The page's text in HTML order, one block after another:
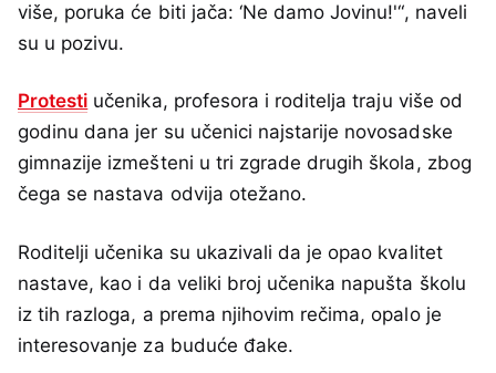
više, poruka će biti jača: ‘Ne damo Jovinu!'“, naveli
su u pozivu.
Protesti učenika, profesora i roditelja traju više od
godinu dana jer su učenici najstarije novosadske
gimnazije izmešteni u tri zgrade drugih škola, zbog
čega se nastava odvija otežano.
Roditelji učenika su ukazivali da je opao kvalitet
nastave, kao i da veliki broj učenika napušta školu
iz tih razloga, a prema njihovim rečima, opalo je
interesovanje za buduće đake.